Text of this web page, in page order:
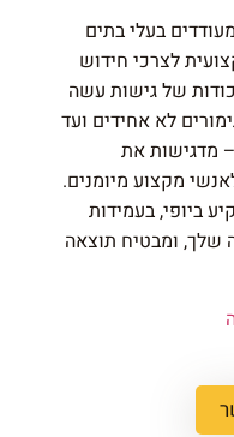
בעלי בתים
לצרכי חידוש
של גישות עשה
לא אחידים ועד
מדגישות את
מקצוע מיומנים.
ביופי, בעמידות
שלך, ומבטיח תוצאה